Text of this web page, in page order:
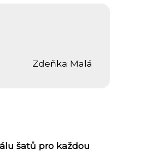
Zdeňka Malá
šatů pro každou